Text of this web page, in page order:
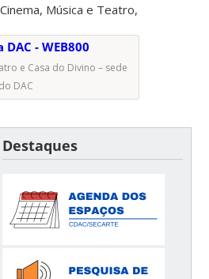
Música e Teatro,
e Casa do Divino – sede
do DAC
Destaques